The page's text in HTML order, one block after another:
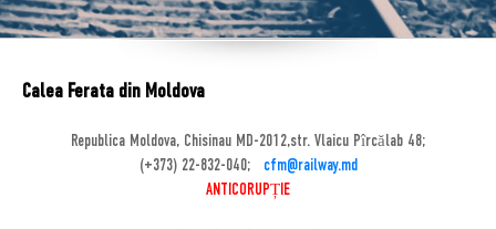
Calea Ferata din Moldova
Republica Moldova, Chisinau MD-2012,str. Vlaicu Pîrcălab 48;
(+373) 22-832-040;
cfm@railway.md
ANTICORUPȚIE